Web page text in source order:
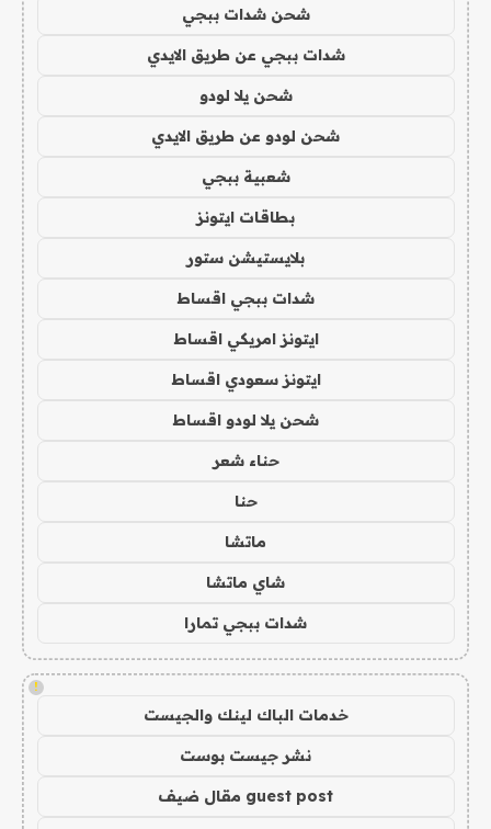
شحن شدات ببجي
شدات ببجي عن طريق الايدي
شحن يلا لودو
شحن لودو عن طريق الايدي
شعبية ببجي
بطاقات ايتونز
بلايستيشن ستور
شدات ببجي اقساط
ايتونز امريكي اقساط
ايتونز سعودي اقساط
شحن يلا لودو اقساط
حناء شعر
حنا
ماتشا
شاي ماتشا
شدات ببجي تمارا
!
خدمات الباك لينك والجيست
نشر جيست بوست
guest post مقال ضيف